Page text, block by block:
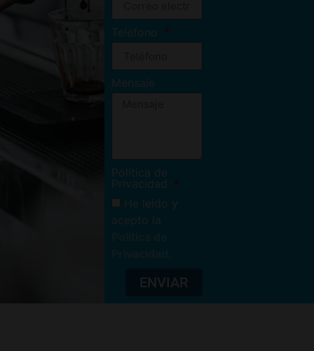
Teléfono
Mensaje
Política de
Privacidad
He leído y
acepto la
ENVIAR